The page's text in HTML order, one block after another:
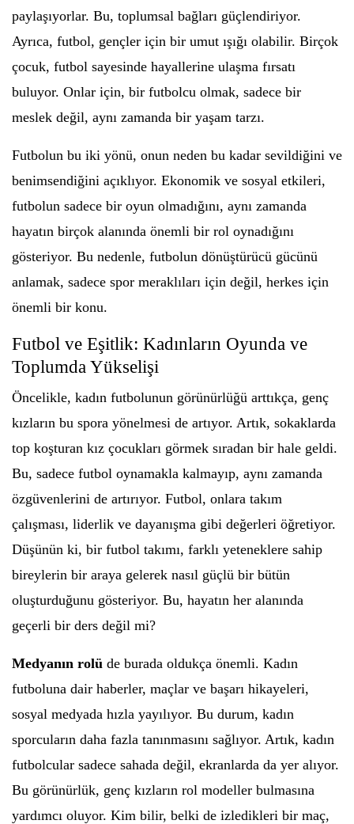
paylaşıyorlar. Bu, toplumsal bağları güçlendiriyor.
Ayrıca, futbol, gençler için bir umut ışığı olabilir. Birçok
çocuk, futbol sayesinde hayallerine ulaşma fırsatı
buluyor. Onlar için, bir futbolcu olmak, sadece bir
meslek değil, aynı zamanda bir yaşam tarzı.
Futbolun bu iki yönü, onun neden bu kadar sevildiğini ve
benimsendiğini açıklıyor. Ekonomik ve sosyal etkileri,
futbolun sadece bir oyun olmadığını, aynı zamanda
hayatın birçok alanında önemli bir rol oynadığını
gösteriyor. Bu nedenle, futbolun dönüştürücü gücünü
anlamak, sadece spor meraklıları için değil, herkes için
önemli bir konu.
Futbol ve Eşitlik: Kadınların Oyunda ve
Toplumda Yükselişi
Öncelikle, kadın futbolunun görünürlüğü arttıkça, genç
kızların bu spora yönelmesi de artıyor. Artık, sokaklarda
top koşturan kız çocukları görmek sıradan bir hale geldi.
Bu, sadece futbol oynamakla kalmayıp, aynı zamanda
özgüvenlerini de artırıyor. Futbol, onlara takım
çalışması, liderlik ve dayanışma gibi değerleri öğretiyor.
Düşünün ki, bir futbol takımı, farklı yeteneklere sahip
bireylerin bir araya gelerek nasıl güçlü bir bütün
oluşturduğunu gösteriyor. Bu, hayatın her alanında
geçerli bir ders değil mi?
Medyanın rolü de burada oldukça önemli. Kadın
futboluna dair haberler, maçlar ve başarı hikayeleri,
sosyal medyada hızla yayılıyor. Bu durum, kadın
sporcuların daha fazla tanınmasını sağlıyor. Artık, kadın
futbolcular sadece sahada değil, ekranlarda da yer alıyor.
Bu görünürlük, genç kızların rol modeller bulmasına
yardımcı oluyor. Kim bilir, belki de izledikleri bir maç,